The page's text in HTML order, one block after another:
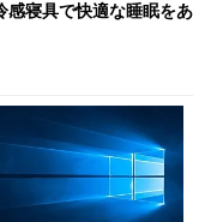
感寝具で快適な睡眠をあ